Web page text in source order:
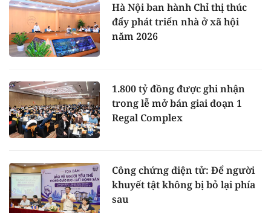
Hà Nội ban hành Chỉ thị thúc
đẩy phát triển nhà ở xã hội
năm 2026
1.800 tỷ đồng được ghi nhận
trong lễ mở bán giai đoạn 1
Regal Complex
Công chứng điện tử: Để người
khuyết tật không bị bỏ lại phía
sau